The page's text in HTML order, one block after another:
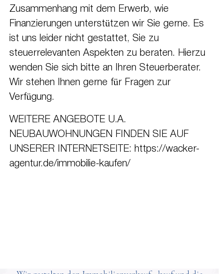
Zusammenhang mit dem Erwerb, wie
Finanzierungen unterstützen wir Sie gerne. Es
ist uns leider nicht gestattet, Sie zu
steuerrelevanten Aspekten zu beraten. Hierzu
wenden Sie sich bitte an Ihren Steuerberater.
Wir stehen Ihnen gerne für Fragen zur
Verfügung.
WEITERE ANGEBOTE U.A.
NEUBAUWOHNUNGEN FINDEN SIE AUF
UNSERER INTERNETSEITE: https://wacker-
agentur.de/immobilie-kaufen/